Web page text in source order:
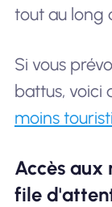
tout au long
Si vous
battus, voici
moins
Accès aux
file